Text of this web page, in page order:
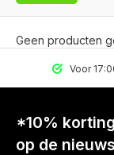
Geen producten
Voor
*10%
op de